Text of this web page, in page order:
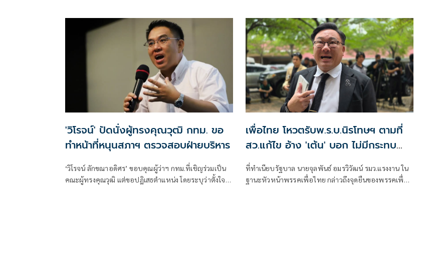
'วิโรจน์' ปัดนั่งผู้ทรงคุณวุฒิ กทม. ขอ
ทำหน้าที่หนุนสภาฯ ตรวจสอบฝ่ายบริหาร
‘วิโรจน์ ลักขณาอดิศร’ ขอบคุณผู้ว่าฯ กทม.ที่เชิญร่วมเป็น
คณะผู้ทรงคุณวุฒิ แต่ขอปฏิเสธตำแหน่ง โดยระบุว่าตั้งใจ
เพื่อไทย โหวตรับพ.ร.บ.นิรโทษฯ ตามที่
สว.แก้ไข อ้าง 'เต้น' บอก ไม่มีกระทบ
สิทธิใดเลย
ที่ทำเนียบรัฐบาล นายจุลพันธ์ อมรวิวัฒน์ รมว.แรงงาน ใน
ฐานะหัวหน้าพรรคเพื่อไทย กล่าวถึงจุดยืนของพรรคเพื่อ